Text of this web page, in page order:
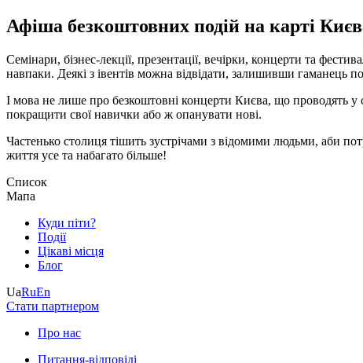
Афіша безкоштовних подій на карті
Семінари, бізнес-лекції, презентації, вечірки, концерти та
навпаки. Деякі з івентів можна відвідати, залишивши гаманець
І мова не лише про безкоштовні концерти Києва, що проводять у
покращити свої навички або ж опанувати нові.
Частенько столиця тішить зустрічами з відомими людьми, аби
життя усе та набагато більше!
Список
Мапа
Куди піти?
Події
Цікаві місця
Блог
UaRuEn
Стати партнером
Про нас
Питання-відповіді